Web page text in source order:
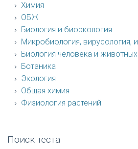
Химия
ОБЖ
Биология и биоэкология
Микробиология, вирусология,
Биология человека и животных
Ботаника
Экология
Общая химия
Физиология растений
Поиск теста